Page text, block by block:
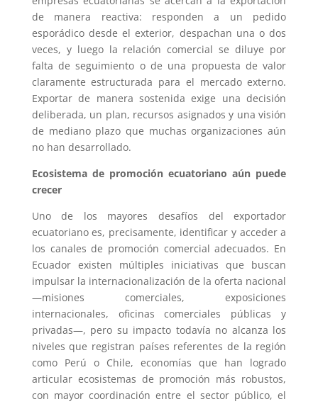
de manera reactiva: responden a un pedido
esporádico desde el exterior, despachan una o dos
veces, y luego la relación comercial se diluye por
falta de seguimiento o de una propuesta de valor
claramente estructurada para el mercado externo.
Exportar de manera sostenida exige una decisión
deliberada, un plan, recursos asignados y una visión
de mediano plazo que muchas organizaciones aún
no han desarrollado.
Ecosistema de promoción ecuatoriano aún puede
crecer
Uno de los mayores desafíos del exportador
ecuatoriano es, precisamente, identificar y acceder a
los canales de promoción comercial adecuados. En
Ecuador existen múltiples iniciativas que buscan
impulsar la internacionalización de la oferta nacional
—misiones comerciales, exposiciones
internacionales, oficinas comerciales públicas y
privadas—, pero su impacto todavía no alcanza los
niveles que registran países referentes de la región
como Perú o Chile, economías que han logrado
articular ecosistemas de promoción más robustos,
con mayor coordinación entre el sector público, el